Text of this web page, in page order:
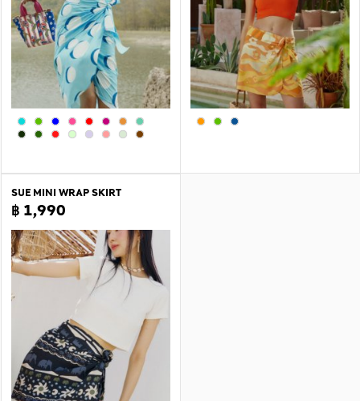
SUE MINI WRAP SKIRT
฿ 1,990